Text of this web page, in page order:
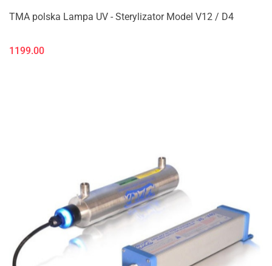
TMA polska Lampa UV - Sterylizator Model V12 / D4
1199.00